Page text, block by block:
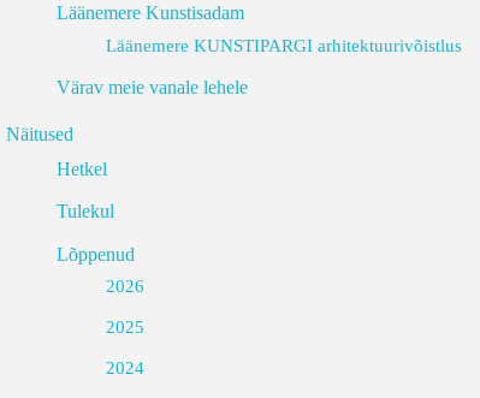
Läänemere Kunstisadam
Läänemere KUNSTIPARGI arhitektuurivõistlus
Värav meie vanale lehele
Näitused
Hetkel
Tulekul
Lõppenud
2026
2025
2024